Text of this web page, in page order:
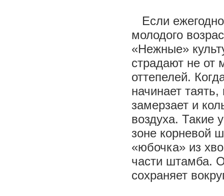
Если
молодого
«Нежные»
страдают не от
оттепелей.
начинает
замерзает и
воздуха. Такие
зоне корневой
«юбочка» из
части штамба.
сохраняет